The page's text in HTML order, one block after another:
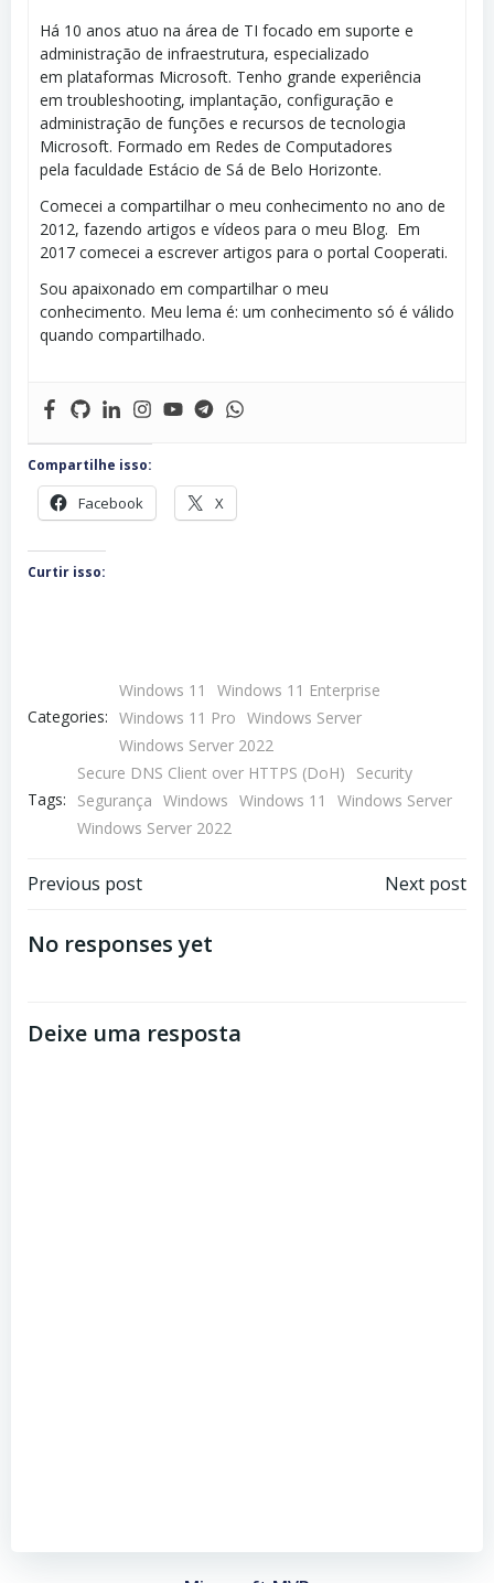
Há 10 anos atuo na área de TI focado em suporte e
administração de infraestrutura, especializado
em plataformas Microsoft. Tenho grande experiência
em troubleshooting, implantação, configuração e
administração de funções e recursos de tecnologia
Microsoft. Formado em Redes de Computadores
pela faculdade Estácio de Sá de Belo Horizonte.
Comecei a compartilhar o meu conhecimento no ano de
2012, fazendo artigos e vídeos para o meu Blog. Em
2017 comecei a escrever artigos para o portal Cooperati.
Sou apaixonado em compartilhar o meu
conhecimento. Meu lema é: um conhecimento só é válido
quando compartilhado.
Compartilhe isso:
Facebook X
Curtir isso:
Categories:
Windows 11
Windows 11 Enterprise
Windows 11 Pro Windows Server
Windows Server 2022
Tags:
Secure DNS Client over HTTPS (DoH)
Security
Segurança Windows Windows 11
Windows Server
Windows Server 2022
Navegação
de
Previous post
Navegação
Next post
No responses yet
Deixe uma resposta